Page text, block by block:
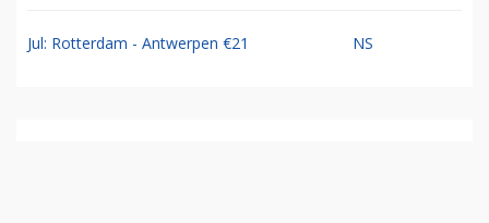
Jul: Rotterdam - Antwerpen €21 NS